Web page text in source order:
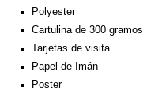
Polyester
Cartulina de 300 gramos
Tarjetas de visita
Papel de Imán
Poster